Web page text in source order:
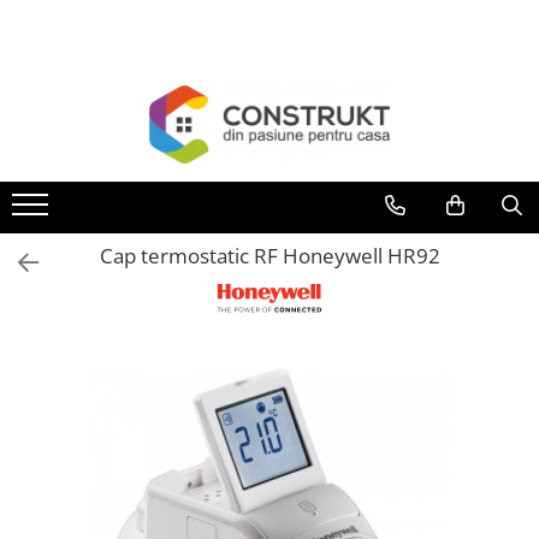
Termoseminee, seminee si sobe
Cazane pe combustibil solid
Cazane pe combustibil gazos/lichid
Radiatoare si convectoare
Panouri radiante si incalzitoare cu
Cap termostatic RF Honeywell HR92